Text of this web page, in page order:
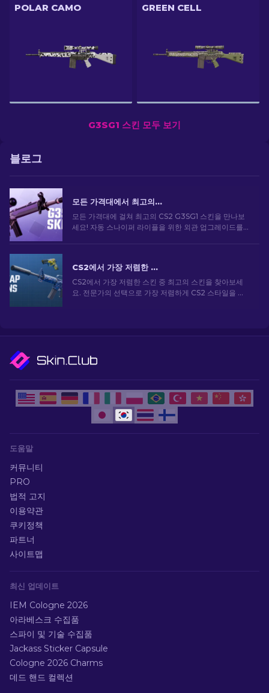
POLAR CAMO GREEN CELL
G3SG1 스킨 모두 보기
블로그
모든 가격대에서 최고의 CS2 G3SG1 스킨
모든 가격대에 걸쳐 최고의 CS2 G3SG1 스킨을 만나보
세요! 자동 스나이퍼 라이플을 위한 외관 업그레이드를
CS2에서 가장 저렴한 스킨 [2026]
CS2에서 가장 저렴한 스킨 중 최고의 스킨을 찾아보세
요. 전문가의 선택으로 가장 저렴하게 CS2 스타일을 업
도움말
커뮤니티
PRO
법적 고지
이용약관
쿠키정책
파트너
사이트맵
최신 업데이트
IEM Cologne 2026
아라베스크 수집품
스파이 및 기술 수집품
Jackass Sticker Capsule
Cologne 2026 Charms
데드 핸드 컬렉션